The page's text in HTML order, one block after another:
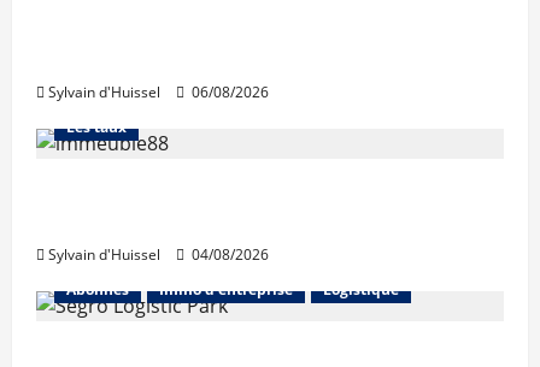
Sylvain d'Huissel 06/08/2026
Abonnés Financement
Les taux
Sylvain d'Huissel
04/08/2026
Abonnés
Immo d'entreprise Logistique